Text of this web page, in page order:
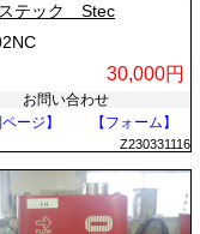
テック Stec
30,000円
お問い合わせ
ージ】
【フォーム】
Z230331116